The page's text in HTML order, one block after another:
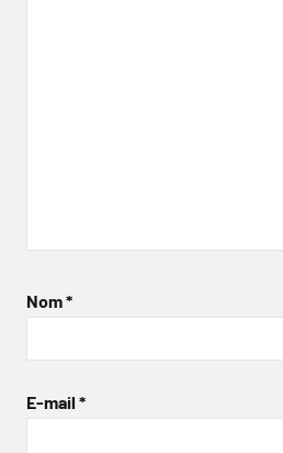
Nom*
E-mail *